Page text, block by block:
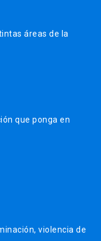
áreas de la
que ponga en
violencia de